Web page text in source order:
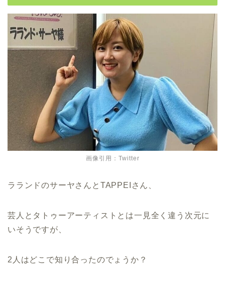
画像引用：Twitter
ラランドのサーヤさんとTAPPEIさん、
芸人とタトゥーアーティストとは一見全く違う次元に
いそうですが、
2人はどこで知り合ったのでょうか？